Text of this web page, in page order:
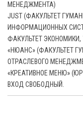
МЕНЕДЖМЕНТА)
JUST(ФАКУЛЬТЕТ
ИНФОРМАЦИОННЫХ
ФАКУЛЬТЕТ
«НЮАНС» (ФАКУЛЬТЕТ
ОТРАСЛЕВОГО
«КРЕАТИВНОЕ МЕНЮ»
ВХОД СВОБОДНЫЙ.